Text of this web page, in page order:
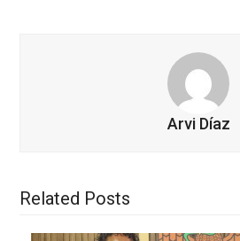
Arvi Díaz
Related Posts